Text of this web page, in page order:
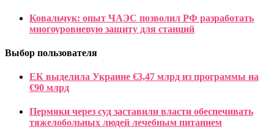
Ковальчук: опыт ЧАЭС позволил РФ разработать
многоуровневую защиту для станций
Выбор пользователя
ЕК выделила Украине €3,47 млрд из программы на
€90 млрд
Пермяки через суд заставили власти обеспечивать
тяжелобольных людей лечебным питанием